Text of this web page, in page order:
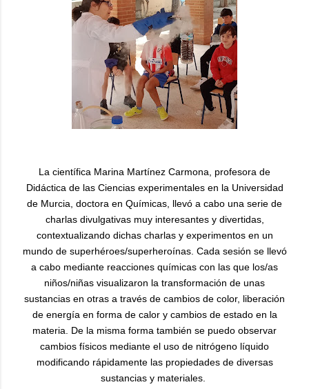
La científica Marina Martínez Carmona, profesora de
Didáctica de las Ciencias experimentales en la Universidad
de Murcia, doctora en Químicas, llevó a cabo una serie de
charlas divulgativas muy interesantes y divertidas,
contextualizando dichas charlas y experimentos en un
mundo de superhéroes/superheroínas. Cada sesión se llevó
a cabo mediante reacciones químicas con las que los/as
niños/niñas visualizaron la transformación de unas
sustancias en otras a través de cambios de color, liberación
de energía en forma de calor y cambios de estado en la
materia. De la misma forma también se puedo observar
cambios físicos mediante el uso de nitrógeno líquido
modificando rápidamente las propiedades de diversas
sustancias y materiales.